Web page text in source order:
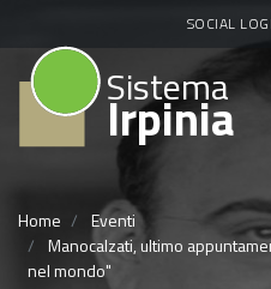
SOCIAL
Sistema
Irpinia
Home
Eventi
Manocalzati, ultimo
nel mondo"